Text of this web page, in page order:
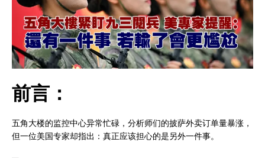
前言：
五角大楼的监控中心异常忙碌，分析师们的披萨外卖订单量暴涨，
但一位美国专家却指出：真正应该担心的是另外一件事。